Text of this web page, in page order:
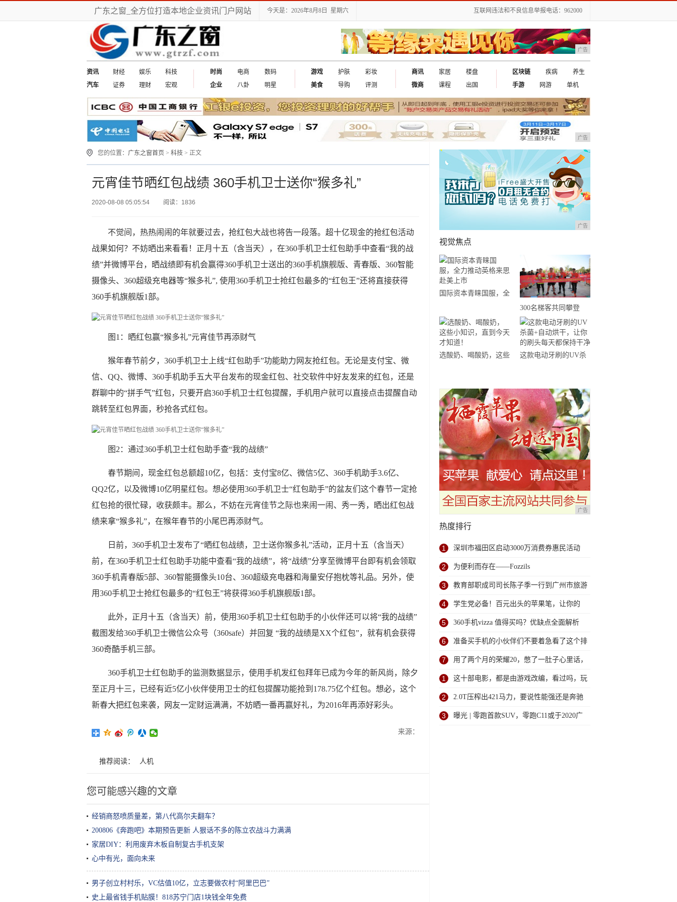
广东之窗_全方位打造本地企业资讯门户网站 今天是：2026年8月8日 星期六 互联网违法和不良信息举报电话：962000
广告
资讯 财经 娱乐
科技
汽车
证券 理财 宏观
时尚 电商
数码
企业
八卦 明星
游戏 护肤
彩妆
美食
导购 评测
商讯 家居
楼盘
微商
课程 出国
区块链 疾病
养生
手游
网游 单机
广告
您的位置： 广东之窗首页 > 科技 > 正文
元宵佳节晒红包战绩 360手机卫士送你“猴多礼”
2020-08-08 05:05:54 阅读：1836
不觉间，热热闹闹的年就要过去，抢红包大战也将告一段落。超十亿现金的抢红包活动
战果如何？不妨晒出来看看！正月十五（含当天），在360手机卫士红包助手中查看“我的战
绩”并微博平台，晒战绩即有机会赢得360手机卫士送出的360手机旗舰版、青春版、360智能
摄像头、360超级充电器等“猴多礼”, 使用360手机卫士抢红包最多的“红包王”还将直接获得
360手机旗舰版1部。
图1：晒红包赢“猴多礼”元宵佳节再添财气
猴年春节前夕，360手机卫士上线“红包助手”功能助力网友抢红包。无论是支付宝、微
信、QQ、微博、360手机助手五大平台发布的现金红包、社交软件中好友发来的红包，还是
群聊中的“拼手气”红包，只要开启360手机卫士红包提醒，手机用户就可以直接点击提醒自动
跳转至红包界面，秒抢各式红包。
图2：通过360手机卫士红包助手查“我的战绩”
春节期间，现金红包总额超10亿，包括：支付宝8亿、微信5亿、360手机助手3.6亿、
QQ2亿，以及微博10亿明星红包。想必使用360手机卫士“红包助手”的盆友们这个春节一定抢
红包抢的很忙碌，收获颇丰。那么，不妨在元宵佳节之际也来闹一闹、秀一秀，晒出红包战
绩来拿“猴多礼”，在猴年春节的小尾巴再添财气。
日前，360手机卫士发布了“晒红包战绩，卫士送你猴多礼”活动，正月十五（含当天）
前，在360手机卫士红包助手功能中查看“我的战绩”，将“战绩”分享至微博平台即有机会领取
360手机青春版5部、360智能摄像头10台、360超级充电器和海量安仔抱枕等礼品。另外，使
用360手机卫士抢红包最多的“红包王”将获得360手机旗舰版1部。
此外，正月十五（含当天）前，使用360手机卫士红包助手的小伙伴还可以将“我的战绩”
截图发给360手机卫士微信公众号（360safe）并回复 “我的战绩是XX个红包”，就有机会获得
360奇酷手机三部。
360手机卫士红包助手的监测数据显示，使用手机发红包拜年已成为今年的新风尚，除夕
至正月十三，已经有近5亿小伙伴使用卫士的红包提醒功能抢到178.75亿个红包。想必，这个
新春大把红包来袭，网友一定财运满满，不妨晒一番再赢好礼，为2016年再添好彩头。
来源：
推荐阅读： 人机
您可能感兴趣的文章
经销商怒喷质量差，第八代高尔夫翻车？
200806《奔跑吧》本期预告更新 人狠话不多的陈立农战斗力满满
家居DIY：利用废弃木板自制复古手机支架
心中有光，面向未来
男子创立村村乐，VC估值10亿，立志要做农村“阿里巴巴”
史上最省钱手机贴膜！818苏宁门店1块钱全年免费
广告
视觉焦点
国际资本青睐国服，全
市
300名梯客共同攀登
2019国际垂直马拉松超
级精英赛顺德海骏达中
心站欢乐开跑
选酸奶、喝酸奶，这些
这款电动牙刷的UV杀
广告
热度排行
1 深圳市福田区启动3000万消费券惠民活动
2 为便利而存在——Fozzils
3 教育部职成司司长陈子季一行到广州市旅游
商务职业学校考察调研
4 学生党必备！百元出头的苹果笔，让你的
iPad成为学习神器
5 360手机vizza 值得买吗？优缺点全面解析
6 准备买手机的小伙伴们不要着急看了这个排
行榜再决定买哪款手机吧
7 用了两个月的荣耀20，憋了一肚子心里话，
今天终于一吐为快
1 这十部电影，都是由游戏改编，看过吗，玩
过吗？
2 2.0T压榨出421马力，要说性能强还是奔驰
AMG A45 S 4MATIC+更强
3 曝光 | 零跑首款SUV，零跑C11或于2020广